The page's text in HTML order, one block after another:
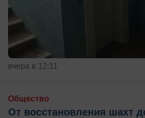
вчера в 12:11
Общество
От восстановления шахт